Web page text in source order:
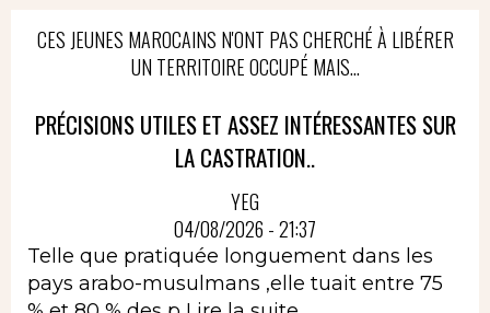
CES JEUNES MAROCAINS N'ONT PAS CHERCHÉ À LIBÉRER
UN TERRITOIRE OCCUPÉ MAIS...
PRÉCISIONS UTILES ET ASSEZ INTÉRESSANTES SUR
LA CASTRATION..
YEG
04/08/2026 - 21:37
Telle que pratiquée longuement dans les
pays arabo-musulmans ,elle tuait entre 75